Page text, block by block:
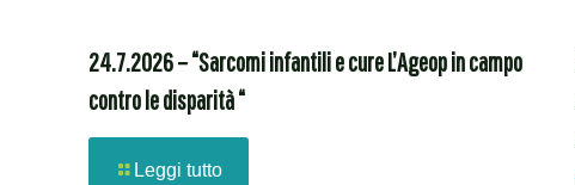
24.7.2026 – “Sarcomi infantili e cure L’Ageop in campo
contro le disparità “
Leggi tutto